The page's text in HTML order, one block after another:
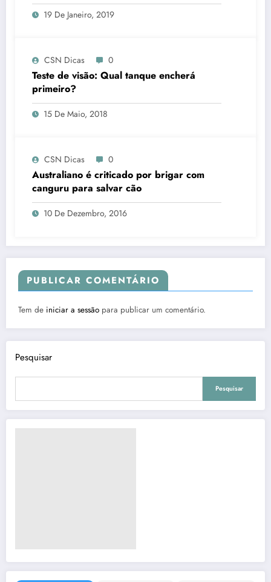
19 De Janeiro, 2019
CSN Dicas 0
Teste de visão: Qual tanque encherá
primeiro?
15 De Maio, 2018
CSN Dicas 0
Australiano é criticado por brigar com
canguru para salvar cão
10 De Dezembro, 2016
PUBLICAR COMENTÁRIO
Tem de iniciar a sessão para publicar um comentário.
Pesquisar
Pesquisar